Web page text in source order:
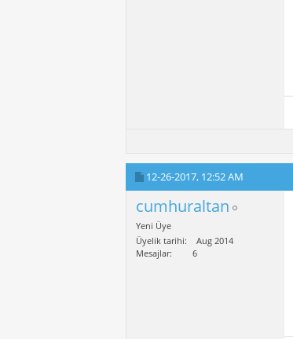
12-26-2017, 12:52 AM
cumhuraltan
Yeni Üye
Üyelik tarihi
Aug 2014
Mesajlar
6